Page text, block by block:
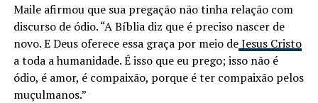
Maile afirmou que sua pregação não tinha relação com
discurso de ódio. “A Bíblia diz que é preciso nascer de
novo. E Deus oferece essa graça por meio deJesus Cristo
a toda a humanidade. É isso que eu prego; isso não é
ódio, é amor, é compaixão, porque é ter compaixão pelos
muçulmanos.”